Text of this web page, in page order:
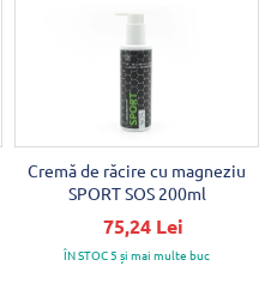
Cremă de răcire cu magneziu
SPORT SOS 200ml
75,24 Lei
ÎN STOC 5 și mai multe buc